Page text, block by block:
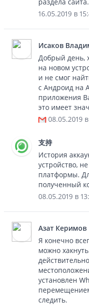
16.05.2019 в
Исаков
Добрый день,
на новом
и не смог
с Андроид на
приложения
это имеет
08.05.2019
支持
История
устройство,
платформы.
полученный
08.05.2019 в
Азат Керимов
Я конечно
можно
установлен
следить.